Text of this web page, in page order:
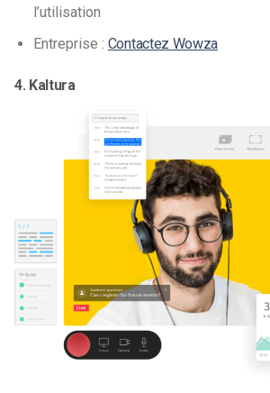
l’utilisation
Entreprise : Contactez Wowza
4. Kaltura